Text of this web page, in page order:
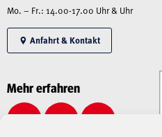
Mo. – Fr.: 14.00-17.00 Uhr & Uhr
Anfahrt & Kontakt
Mehr erfahren